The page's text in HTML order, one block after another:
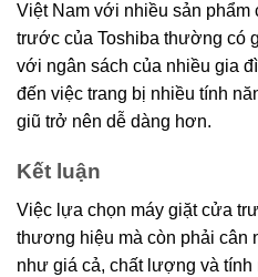
Việt Nam với nhiều sản
trước của Toshiba thường có
với ngân sách của nhiều gia
đến việc trang bị nhiều tính
giũ trở nên dễ dàng hơn.
Kết luận
Việc lựa chọn máy giặt cửa
thương hiệu mà còn phải cân
như giá cả, chất lượng và tính